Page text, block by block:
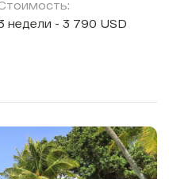
недели - 3 790 USD